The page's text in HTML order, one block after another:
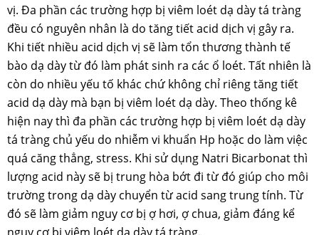
vị. Đa phần các trường hợp bị viêm loét dạ dày tá tràng
đều có nguyên nhân là do tăng tiết acid dịch vị gây ra.
Khi tiết nhiều acid dịch vị sẽ làm tổn thương thành tế
bào dạ dày từ đó làm phát sinh ra các ổ loét. Tất nhiên là
còn do nhiều yếu tố khác chứ không chỉ riêng tăng tiết
acid dạ dày mà bạn bị viêm loét dạ dày. Theo thống kê
hiện nay thì đa phần các trường hợp bị viêm loét dạ dày
tá tràng chủ yếu do nhiễm vi khuẩn Hp hoặc do làm việc
quá căng thẳng, stress. Khi sử dụng Natri Bicarbonat thì
lượng acid này sẽ bị trung hòa bớt đi từ đó giúp cho môi
trường trong dạ dày chuyển từ acid sang trung tính. Từ
đó sẽ làm giảm nguy cơ bị ợ hơi, ợ chua, giảm đáng kể